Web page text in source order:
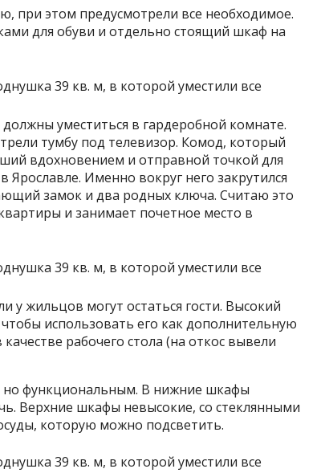
при этом предусмотрели все необходимое.
для обуви и отдельно стоящий шкаф на
уместиться в гардеробной комнате.
тумбу под телевизор. Комод, который
вдохновением и отправной точкой для
Именно вокруг него закрутился
замок и два родных ключа. Считаю это
и занимает почетное место в
у жильцов могут остаться гости. Высокий
использовать его как дополнительную
рабочего стола (на откос вывели
но функциональным. В нижние шкафы
Верхние шкафы невысокие, со стеклянными
которую можно подсветить.